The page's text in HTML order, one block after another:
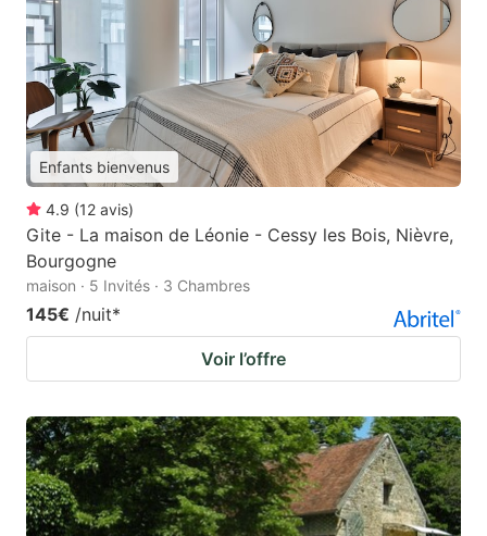
Enfants bienvenus
4.9 (12 avis)
Gite - La maison de Léonie - Cessy les Bois, Nièvre,
Bourgogne
maison · 5 Invités · 3 Chambres
145€ /nuit*
Voir l’offre